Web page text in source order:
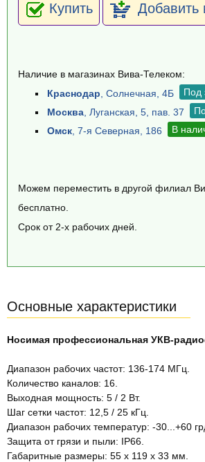
Купить Добавить
Наличие в магазинах Вива-Телеком:
Краснодар , Солнечная, 4Б
Под
Москва , Луганская, 5, пав. 37
Омск , 7-я Северная, 186 В
Можем переместить в другой филиал
бесплатно.
Срок от 2-х рабочих дней.
Основные характеристики
Носимая профессиональная УКВ-
Диапазон рабочих частот: 136-174 МГц.
Количество каналов: 16.
Выходная мощность: 5 / 2 Вт.
Шаг сетки частот: 12,5 / 25 кГц.
Диапазон рабочих температур: -30...+60
Защита от грязи и пыли: IP66.
Габаритные размеры: 55 х 119 х 33 мм.